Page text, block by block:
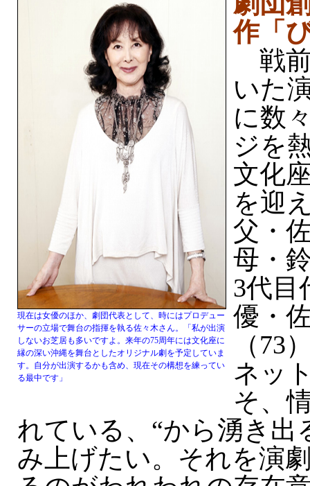
現在は女優のほか、劇団代表として、時にはプロデュー
サーの立場で舞台の指揮を執る佐々木さん。「私が出演
しないお芝居も多いですよ。来年の75周年には文化座に
縁の深い沖縄を舞台としたオリジナル劇を予定していま
す。自分が出演するかも含め、現在その構想を練ってい
る最中です」
作「
戦
いた
に数
ジを
文化
を迎
父・
母・
3代目
優・
（73
ネッ
そ、
れている、“から湧き出
み上げたい。それを演